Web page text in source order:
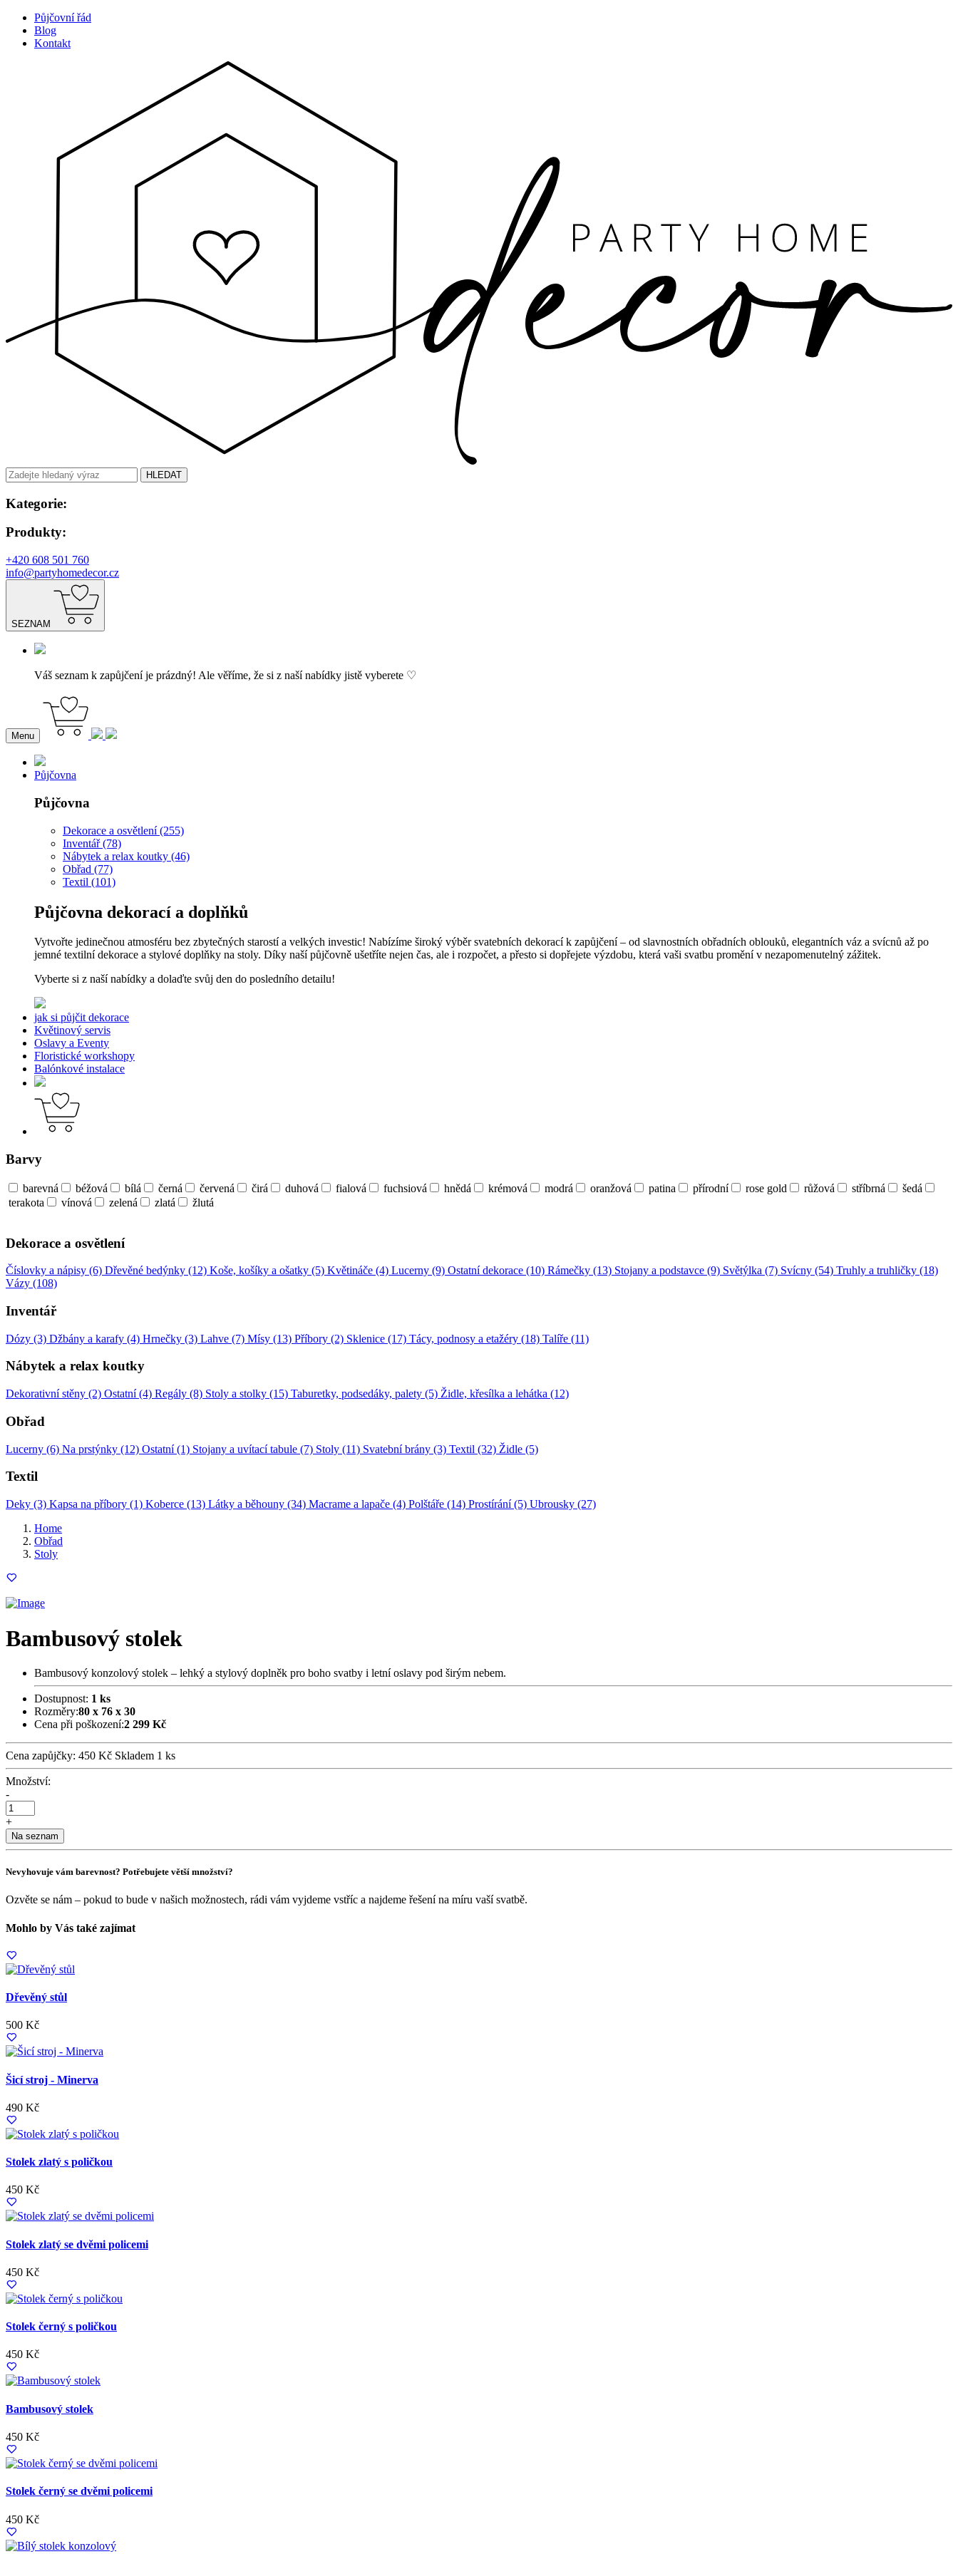
Půjčovní řád
Blog
Kontakt
HLEDAT
Kategorie:
Produkty:
+420 608 501 760
info@partyhomedecor.cz
SEZNAM
Váš seznam k zapůjčení je prázdný! Ale věříme, že si z naší nabídky jistě vyberete ♡
Menu
Půjčovna
Půjčovna
Dekorace a osvětlení (255)
Inventář (78)
Nábytek a relax koutky (46)
Obřad (77)
Textil (101)
Půjčovna dekorací a doplňků
Vytvořte jedinečnou atmosféru bez zbytečných starostí a velkých investic! Nabízíme široký výběr svatebních dekorací k zapůjčení – od slavnostních obřadních oblouků, elegantních váz a svícnů až po
jemné textilní dekorace a stylové doplňky na stoly. Díky naší půjčovně ušetříte nejen čas, ale i rozpočet, a přesto si dopřejete výzdobu, která vaši svatbu promění v nezapomenutelný zážitek.
Vyberte si z naší nabídky a dolaďte svůj den do posledního detailu!
jak si půjčit dekorace
Květinový servis
Oslavy a Eventy
Floristické workshopy
Balónkové instalace
Barvy
barevná béžová bílá černá červená čirá duhová fialová fuchsiová hnědá krémová modrá oranžová patina přírodní rose gold růžová stříbrná
šedá
terakota
vínová zelená zlatá žlutá
Dekorace a osvětlení
Číslovky a nápisy (6) Dřevěné bedýnky (12) Koše, košíky a ošatky (5) Květináče (4) Lucerny (9) Ostatní dekorace (10) Rámečky (13) Stojany a podstavce (9) Světýlka (7) Svícny (54) Truhly a truhličky (18)
Vázy (108)
Inventář
Dózy (3) Džbány a karafy (4) Hrnečky (3) Lahve (7) Mísy (13) Příbory (2) Sklenice (17) Tácy, podnosy a etažéry (18) Talíře (11)
Nábytek a relax koutky
Dekorativní stěny (2) Ostatní (4) Regály (8) Stoly a stolky (15) Taburetky, podsedáky, palety (5) Židle, křesílka a lehátka (12)
Obřad
Lucerny (6) Na prstýnky (12) Ostatní (1) Stojany a uvítací tabule (7) Stoly (11) Svatební brány (3) Textil (32) Židle (5)
Textil
Deky (3) Kapsa na příbory (1) Koberce (13) Látky a běhouny (34) Macrame a lapače (4) Polštáře (14) Prostírání (5) Ubrousky (27)
Home
Obřad
Stoly
Bambusový stolek
Bambusový konzolový stolek – lehký a stylový doplněk pro boho svatby i letní oslavy pod širým nebem.
Dostupnost: 1 ks
Rozměry:80 x 76 x 30
Cena při poškození:2 299 Kč
Cena zapůjčky: 450 Kč Skladem 1 ks
Množství:
-
+
Na seznam
Nevyhovuje vám barevnost? Potřebujete větší množství?
Ozvěte se nám – pokud to bude v našich možnostech, rádi vám vyjdeme vstříc a najdeme řešení na míru vaší svatbě.
Mohlo by Vás také zajímat
Dřevěný stůl
500 Kč
Šicí stroj - Minerva
490 Kč
Stolek zlatý s poličkou
450 Kč
Stolek zlatý se dvěmi policemi
450 Kč
Stolek černý s poličkou
450 Kč
Bambusový stolek
450 Kč
Stolek černý se dvěmi policemi
450 Kč